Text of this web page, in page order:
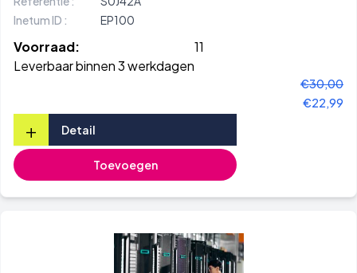
Inetum ID :
EP100
Voorraad:
11
Leverbaar binnen 3 werkdagen
€30,00
€22,99
+ Detail
Toevoegen